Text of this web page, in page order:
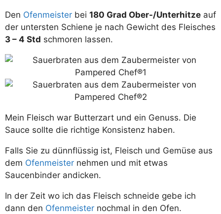
Den Ofenmeister bei 180 Grad Ober-/Unterhitze auf
der untersten Schiene je nach Gewicht des Fleisches
3 – 4 Std schmoren lassen.
Mein Fleisch war Butterzart und ein Genuss. Die
Sauce sollte die richtige Konsistenz haben.
Falls Sie zu dünnflüssig ist, Fleisch und Gemüse aus
dem Ofenmeister nehmen und mit etwas
Saucenbinder andicken.
In der Zeit wo ich das Fleisch schneide gebe ich
dann den Ofenmeister nochmal in den Ofen.